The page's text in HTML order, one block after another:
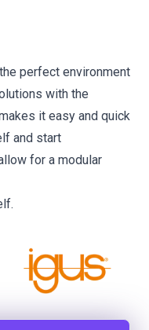
perfect environment
with the
it easy and quick
and start
for a modular